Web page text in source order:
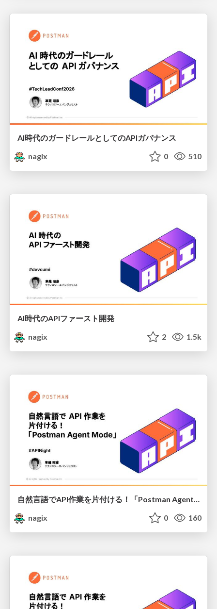
AI時代のガードレールとしてのAPIガバナンス
nagix
0 510
AI時代のAPIファースト開発
nagix
2 1.5k
自然言語でAPI作業を片付ける！「Postman Agent Mode」
nagix
0 160